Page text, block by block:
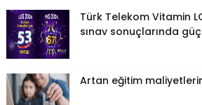
Türk Telekom Vitamin
sınav sonuçlarında
Artan eğitim